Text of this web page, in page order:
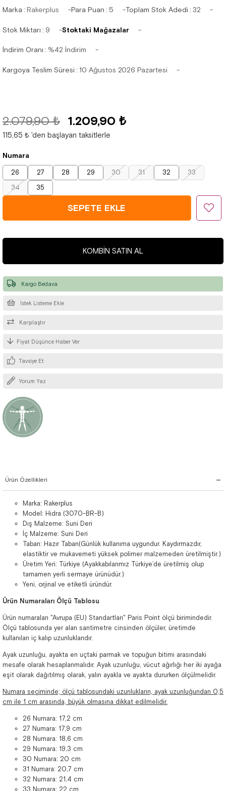
Marka : Rakerplus Para Puan : 5 Toplam Stok Adedi : 32
Stok Miktarı : 9 Stoktaki Mağazalar
İndirim Oranı : %42 İndirim
Kargoya Teslim Süresi : 10 Ağustos 2026 Pazartesi
2.079,90 ₺ 1.209,90 ₺
115,65 ₺ 'den başlayan taksitlerle
Numara
26 27 28 29 30 31 32
33
34
35
KOMBIN SATIN AL
İstek Listeme Ekle
Karşılaştır
Fiyat Düşünce Haber Ver
Kargo Bedava
Tavsiye Et
Yorum Yaz
Ürün Özellikleri
Marka: Rakerplus
Model: Hidra (3070-BR-B)
Dış Malzeme: Suni Deri
İç Malzeme: Suni Deri
Taban: Hazır Taban(Günlük kullanıma uygundur. Kaydırmazdır,
elastiktir ve mukavemeti yüksek polimer malzemeden üretilmiştir.)
Üretim Yeri: Türkiye (Ayakkabılarımız Türkiye’de üretilmiş olup
tamamen yerli sermaye ürünüdür.)
Yeni, orjinal ve etiketli üründür.
Ürün Numaraları Ölçü Tablosu
Ürün numaraları "Avrupa (EU) Standartları" Paris Point ölçü birimindedir.
Ölçü tablosunda yer alan santimetre cinsinden ölçüler, üretimde
kullanılan iç kalıp uzunluklarıdır.
Ayak uzunluğu, ayakta en uçtaki parmak ve topuğun bitimi arasındaki
mesafe olarak hesaplanmalıdır. Ayak uzunluğu, vücut ağırlığı her iki ayağa
eşit olarak dağıtılmış olarak, yalın ayakla ve ayakta dururken ölçülmelidir.
Numara seçiminde; ölçü tablosundaki uzunlukların, ayak uzunluğundan 0,5
cm ile 1 cm arasında, büyük olmasına dikkat edilmelidir.
26 Numara: 17,2 cm
27 Numara: 17,9 cm
28 Numara: 18,6 cm
29 Numara: 19,3 cm
30 Numara: 20 cm
31 Numara: 20,7 cm
32 Numara: 21,4 cm
33 Numara: 22 cm